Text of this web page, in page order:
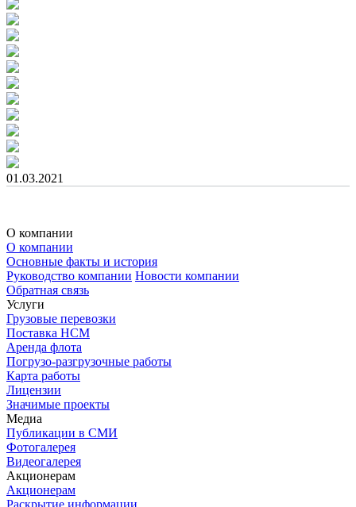
01.03.2021
О компании
О компании
Основные факты и история
Руководство компании Новости компании
Обратная связь
Услуги
Грузовые перевозки
Поставка НСМ
Аренда флота
Погрузо-разгрузочные работы
Карта работы
Лицензии
Значимые проекты
Медиа
Публикации в СМИ
Фотогалерея
Видеогалерея
Акционерам
Акционерам